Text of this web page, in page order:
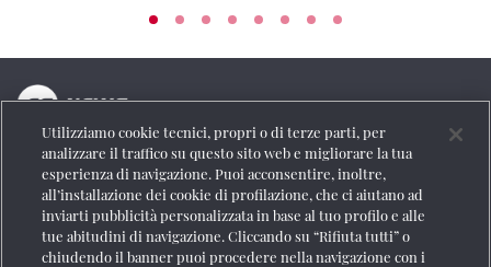
La testata online del Gruppo FS Italiane
Social
Utilizziamo cookie tecnici, propri o di terze parti, per
analizzare il traffico su questo sito web e migliorare la tua
esperienza di navigazione. Puoi acconsentire, inoltre,
all’installazione dei cookie di profilazione, che ci aiutano ad
inviarti pubblicità personalizzata in base al tuo profilo e alle
tue abitudini di navigazione. Cliccando su “Rifiuta tutti” o
chiudendo il banner puoi procedere nella navigazione con i